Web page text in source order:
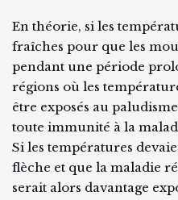
En théorie, si les
fraîches pour que les
pendant une période
régions où les
être exposés au
toute immunité à la
Si les températures
flèche et que la maladie
serait alors davantage